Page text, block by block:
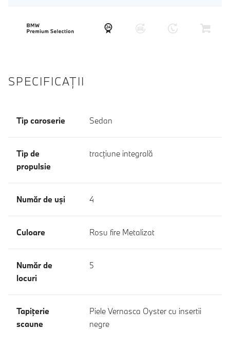
SPECIFICAŢII
Tip caroserie Sedan
Tip de
propulsie
tracţiune integrală
Număr de uşi 4
Culoare Rosu fire Metalizat
Număr de
locuri
5
Tapiţerie
scaune
Piele Vernasca Oyster cu insertii
negre